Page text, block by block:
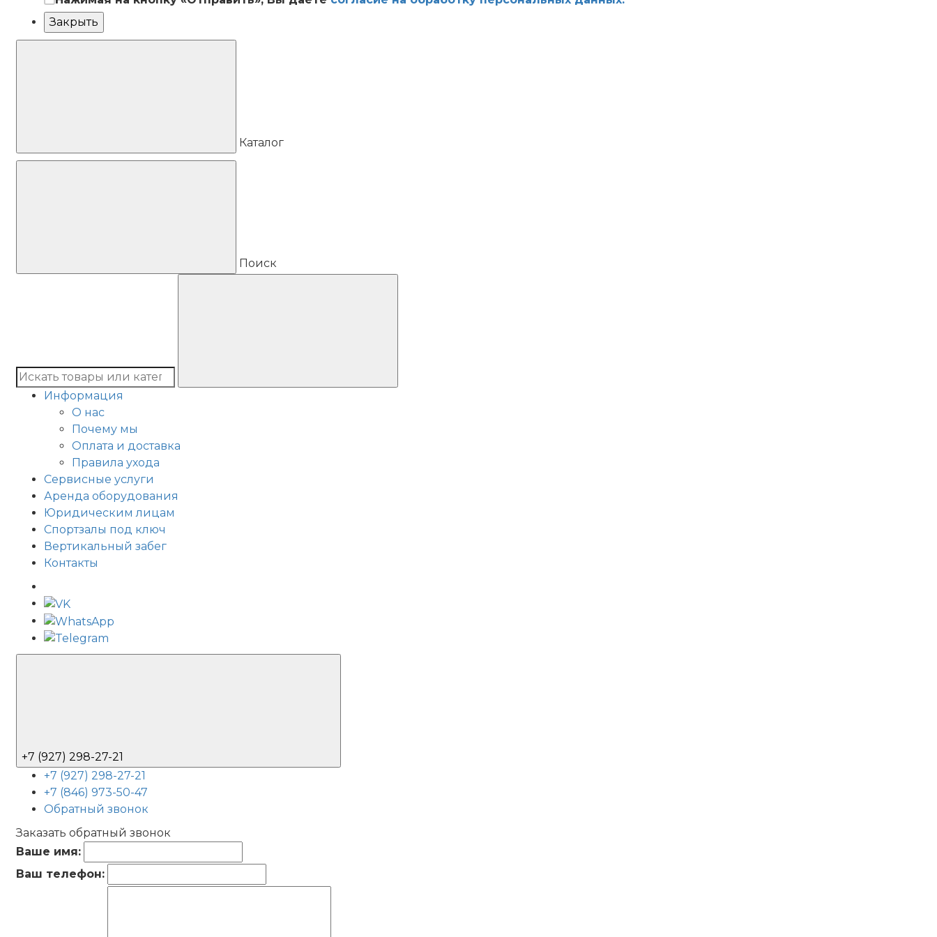
Закрыть
Каталог
Поиск
Информация
О нас
Почему мы
Оплата и доставка
Правила ухода
Сервисные услуги
Аренда оборудования
Юридическим лицам
Спортзалы под ключ
Вертикальный забег
Контакты
+7 (927) 298-27-21
+7 (927) 298-27-21
+7 (846) 973-50-47
Обратный звонок
Заказать обратный звонок
Ваше имя:
Ваш телефон: